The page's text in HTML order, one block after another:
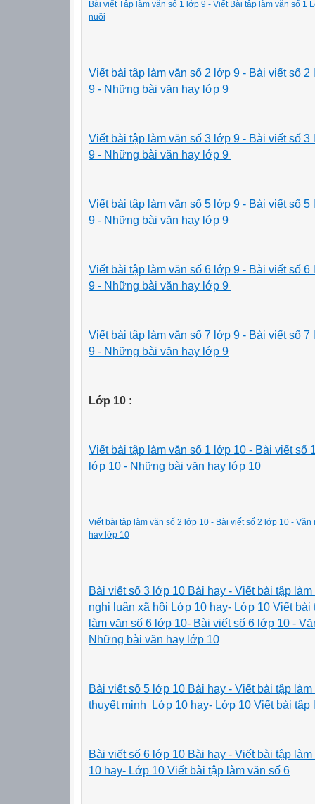
Bài viết Tập làm văn số 1 lớp 9 - Viết Bài tập làm văn số 1
nuôi
Viết bài tập làm văn số 2 lớp 9 - Bài viết số
9 - Những bài văn hay lớp 9
Viết bài tập làm văn số 3 lớp 9 - Bài viết số
9 - Những bài văn hay lớp 9
Viết bài tập làm văn số 5 lớp 9 - Bài viết số
9 - Những bài văn hay lớp 9
Viết bài tập làm văn số 6 lớp 9 - Bài viết số
9 - Những bài văn hay lớp 9
Viết bài tập làm văn số 7 lớp 9 - Bài viết số
9 - Những bài văn hay lớp 9
Lớp 10 :
Viết bài tập làm văn số 1 lớp 10 - Bài viết số
lớp 10 - Những bài văn hay lớp 10
Viết bài tập làm văn số 2 lớp 10 - Bài viết số 2 lớp 10 -
hay lớp 10
Bài viết số 3 lớp 10 Bài hay - Viết bài tập
nghị luận xã hội Lớp 10 hay- Lớp 10 Viết bài
làm văn số 6 lớp 10- Bài viết số 6 lớp 10 -
Những bài văn hay lớp 10
Bài viết số 5 lớp 10 Bài hay - Viết bài tập
thuyết minh Lớp 10 hay- Lớp 10 Viết bài tập
Bài viết số 6 lớp 10 Bài hay - Viết bài tập
10 hay- Lớp 10 Viết bài tập làm văn số 6